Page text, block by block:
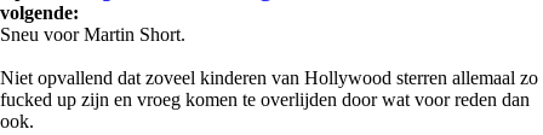
volgende:
Sneu voor Martin Short.
Niet opvallend dat zoveel kinderen van Hollywood sterren allemaal zo
fucked up zijn en vroeg komen te overlijden door wat voor reden dan
ook.